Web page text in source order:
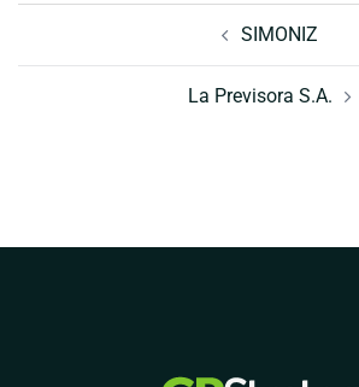
Navegación
entradas
SIMONIZ
La Previsora S.A.